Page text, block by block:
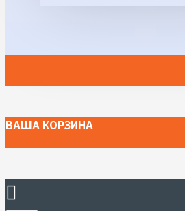
ВАША КОРЗИНА